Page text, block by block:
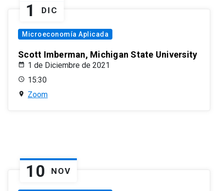
1 DIC
Microeconomía Aplicada
Scott Imberman, Michigan State University
1 de Diciembre de 2021
15:30
Zoom
10 NOV